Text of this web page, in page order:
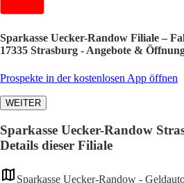
Sparkasse Uecker-Randow Filiale –
17335 Strasburg - Angebote &
Prospekte in der kostenlosen App öffnen
WEITER
Sparkasse Uecker-Randow
Details dieser Filiale
Sparkasse Uecker-Randow -